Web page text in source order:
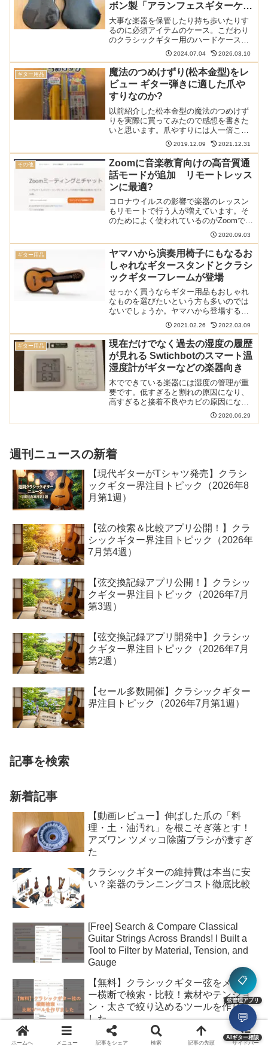
ボン製「アランフェスギターケー
ス」を比べてみた
大事な楽器を保管したり持ち歩いたりす
るのに必須アイテムのケース。こだわり
のクラシックギター用のハードケースの2
大巨頭といえば「BAMケース」とカーボ
ン製の「アランフェスギターケース」で
す。これら2つを実際に手に入れましたの
で、比較しながらど...
2024.07.04 2026.03.10
ギター用品
魔法のつめけずり(松本金型)をレ
ビュー ギター弾きに適した爪や
すりなのか?
以前紹介した松本金型の魔法のつめけず
りを実際に買ってみたので感想を書きた
いと思います。爪やすりには人一倍こだ
わりのあるギター弾きから見たこの製品
の特長や使いどころも書いていきます。
このサイト内の爪に関する他の記事はこ
ちらを参照ください: ...
2019.12.09 2021.12.31
その他
Zoomに音楽教育向けの高音質通
話モードが追加 リモートレッス
ンに最適?
コロナウイルスの影響で楽器のレッスン
もリモートで行う人が増えています。そ
のためによく使われているのがZoomです
が音質がいまいちという感想が多いのが
難点でした。そんな中、Zoomが音楽教育
向けの高音質通話モードを実装したとい
うニュースが。ど...
2020.09.03
ギター用品
ヤマハから演奏用椅子にもなるお
しゃれなギタースタンドとクラシ
ックギターフレームが登場
せっかく買うならギター用品もおしゃれ
なものを選びたいという方も多いのでは
ないでしょうか。ヤマハから登場する
「solo」と「classic」はそんな方にピッ
タリなギタースタンドとクラシックギタ
ーフレームです。クラシックギター用ケ
ースについては...
2021.02.26 2022.03.09
ギター用品
現在だけでなく過去の湿度の履歴
が見れる Swtichbotのスマート温
湿度計がギターなどの楽器向き
木でできている楽器には湿度の管理が重
要です。低すぎると割れの原因になり、
高すぎると接着不良やカビの原因になり
ます。しかしながら、人間が見れるのは
ある一瞬の湿度のみ。人間が24時間ずっ
2020.06.29
週刊ニュースの新着
【現代ギターがTシャツ発売】クラシ
ックギター界注目トピック（2026年8
月第1週）
【弦の検索＆比較アプリ公開！】クラ
シックギター界注目トピック（2026年
7月第4週）
【弦交換記録アプリ公開！】クラシッ
クギター界注目トピック（2026年7月
第3週）
【弦交換記録アプリ開発中】クラシッ
クギター界注目トピック（2026年7月
第2週）
【セール多数開催】クラシックギター
界注目トピック（2026年7月第1週）
記事を検索
新着記事
【動画レビュー】伸ばした爪の「料
理・土・油汚れ」を根こそぎ落とす！
アズワン ツメッコ除菌ブラシが凄すぎ
た
クラシックギターの維持費は本当に安
い？楽器のランニングコスト徹底比較
[Free] Search & Compare Classical
Guitar Strings Across Brands! I Built a
Tool to Filter by Material, Tension, and
Gauge
【無料】クラシックギター弦をメーカ
ー横断で検索・比較！素材やテンショ
ン・太さで絞り込めるツールを作りま
した
【鼻の脂はもう卒業】ねこだまり工房
ホームへ メニュー 記事をシェア 検索 記事の先頭 サイドバー
📋
弦管理アプリ
💬
AIギター相談